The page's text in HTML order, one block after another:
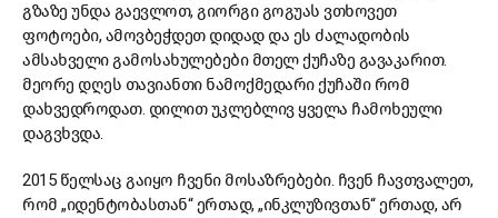
გზაზე უნდა გაევლოთ, გიორგი გოგუას ვთხოვეთ
ფოტოები, ამოვბეჭდეთ დიდად და ეს ძალადობის
ამსახველი გამოსახულებები მთელ ქუჩაზე გავაკარით.
მეორე დღეს თავიანთი ნამოქმედარი ქუჩაში რომ
დახვედროდათ. დილით უკლებლივ ყველა ჩამოხეული
დაგვხვდა.
2015 წელსაც გაიყო ჩვენი მოსაზრებები. ჩვენ ჩავთვალეთ,
რომ „იდენტობასთან“ ერთად, „ინკლუზივთან“ ერთად, არ